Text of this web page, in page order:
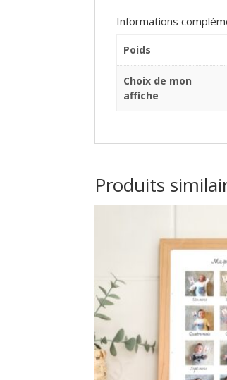
Informations
Poids
Choix de mon
affiche
Produits